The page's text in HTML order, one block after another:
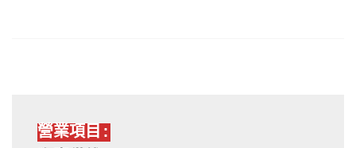
營業項目: